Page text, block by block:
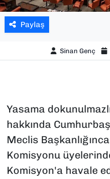
Paylaş
Sinan Genç
Yasama
hakkında
Meclis
Komisyonu
Komisyon'a havale